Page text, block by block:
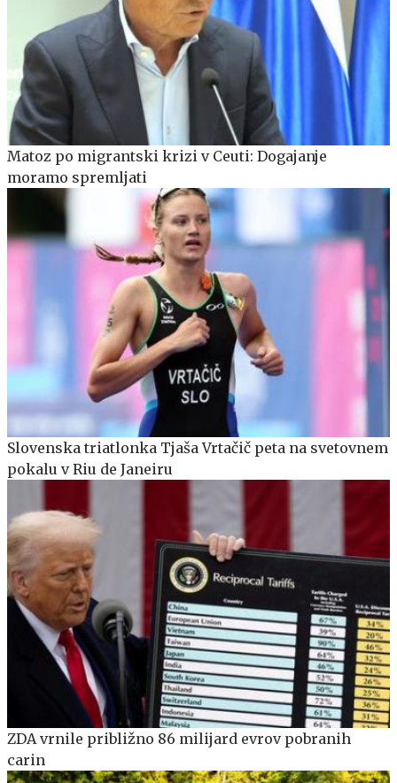
Matoz po migrantski krizi v Ceuti: Dogajanje
moramo spremljati
Slovenska triatlonka Tjaša Vrtačič peta na svetovnem
pokalu v Riu de Janeiru
ZDA vrnile približno 86 milijard evrov pobranih
carin